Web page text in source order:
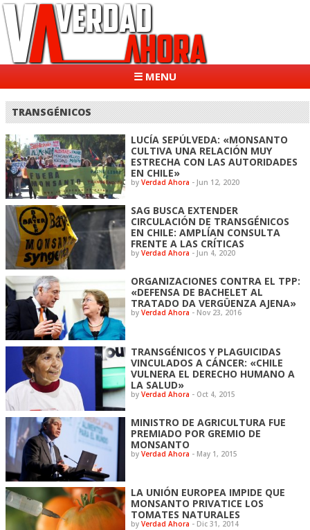
☰ MENU
TRANSGÉNICOS
LUCÍA SEPÚLVEDA: «MONSANTO
CULTIVA UNA RELACIÓN MUY
ESTRECHA CON LAS AUTORIDADES
EN CHILE»
byVerdad Ahora - Jun 12, 2020
SAG BUSCA EXTENDER
CIRCULACIÓN DE TRANSGÉNICOS
EN CHILE: AMPLÍAN CONSULTA
FRENTE A LAS CRÍTICAS
byVerdad Ahora - Jun 4, 2020
ORGANIZACIONES CONTRA EL TPP:
«DEFENSA DE BACHELET AL
TRATADO DA VERGÜENZA AJENA»
byVerdad Ahora - Nov 23, 2016
TRANSGÉNICOS Y PLAGUICIDAS
VINCULADOS A CÁNCER: «CHILE
VULNERA EL DERECHO HUMANO A
LA SALUD»
byVerdad Ahora - Oct 4, 2015
MINISTRO DE AGRICULTURA FUE
PREMIADO POR GREMIO DE
MONSANTO
byVerdad Ahora - May 1, 2015
LA UNIÓN EUROPEA IMPIDE QUE
MONSANTO PRIVATICE LOS
TOMATES NATURALES
byVerdad Ahora - Dic 31, 2014